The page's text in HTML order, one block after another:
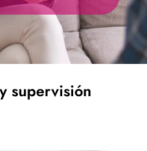
supervisión